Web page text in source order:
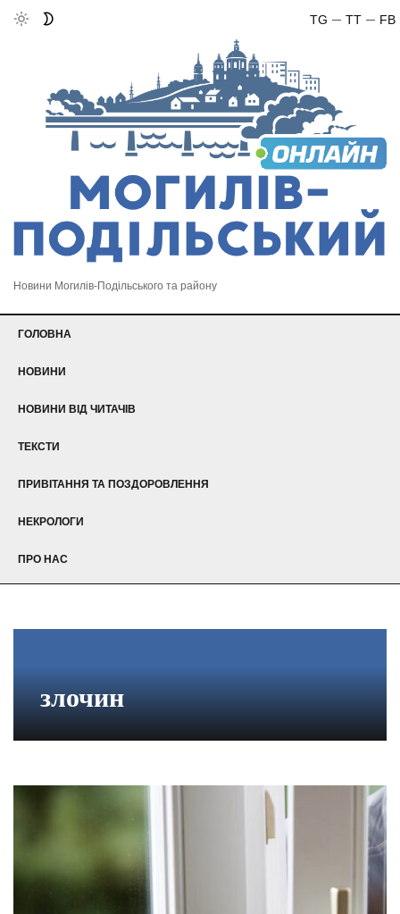
FB
TT
TG
Новини Могилів-Подільського та району
ГОЛОВНА
НОВИНИ
НОВИНИ ВІД ЧИТАЧІВ
ТЕКСТИ
ПРИВІТАННЯ ТА ПОЗДОРОВЛЕННЯ
НЕКРОЛОГИ
ПРО НАС
злочин